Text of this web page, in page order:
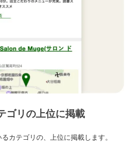
ゴリの上位に掲載
カテゴリの、上位に掲載します。